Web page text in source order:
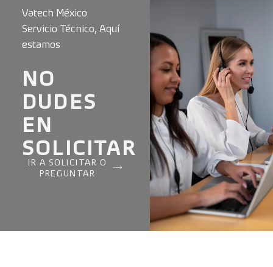
Vatech México
Servicio Técnico, Aquí
estamos
NO
DUDES
EN
SOLICITAR
IR A SOLICITAR O
PREGUNTAR